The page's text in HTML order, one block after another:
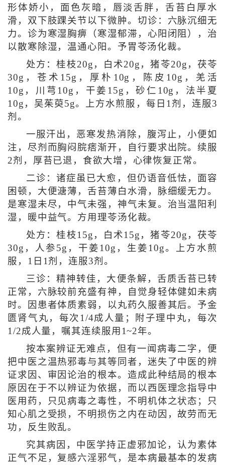
形体娇小，面色灰暗，唇淡舌胖，舌苔白厚水
滑，双下肢踝关节以下微肿。切诊：六脉沉细无
力。诊为寒湿胸痹（寒湿郁滞，心阳闭阻），治
以散寒除湿，温通心阳。予胃苓汤化裁。
处方：桂枝20g，白术20g，猪苓20g，茯苓
30g，苍术15g，厚朴10g，陈皮10g，羌活
10g，川芎10g，干姜15g，砂仁10g，法半夏
10g，吴茱萸5g。上方水煎服，每日1剂，连服3
剂。
一服汗出，恶寒发热消除，腹泻止，小便如
注，尽剂而胸闷脘痞渐开，自行要求出院。续服
2剂，厚苔已退，食欲大增，心律恢复正常。
二诊：诸症虽已大愈，但仍语音低怯，面容
困顿，大便溏薄，舌苔薄白水滑，脉细缓无力。
是寒湿未尽，中气未强，神气未复。治当温阳利
湿，暖中益气。方用理苓汤化裁。
处方：桂枝15g，白术15g，猪苓20g，茯苓
30g，人参5g，干姜10g，生姜10g。上方水煎
服，1日1剂，连服3剂。
三诊：精神转佳，大便条解，舌质舌苔已转
正常，六脉较前充盛有神，自觉身轻体健如未病
时。因患者体质素弱，以丸药久服善其后。予金
匮肾气丸，每次1/4成人量；附子理中丸，每次
1/2成人量，嘱其连续服用1~2年。
按本案辨证无难点，但有一闻病毒二字，便
把中医之温热邪毒与其等同者，迷失了中医的辨
证求因、审因论治的根本。造成此种结局的根本
原因在于不以辨证为依据，而以西医理念指导中
医用药，只见病毒之毒性，不明机体之状态；只
知心肌之受损，不明损伤之内在动因，故劳而无
功，反生败乱。
究其病因，中医学持正虚邪加论，认为素体
正气不足，复感六淫邪气，是本病最基本的发病